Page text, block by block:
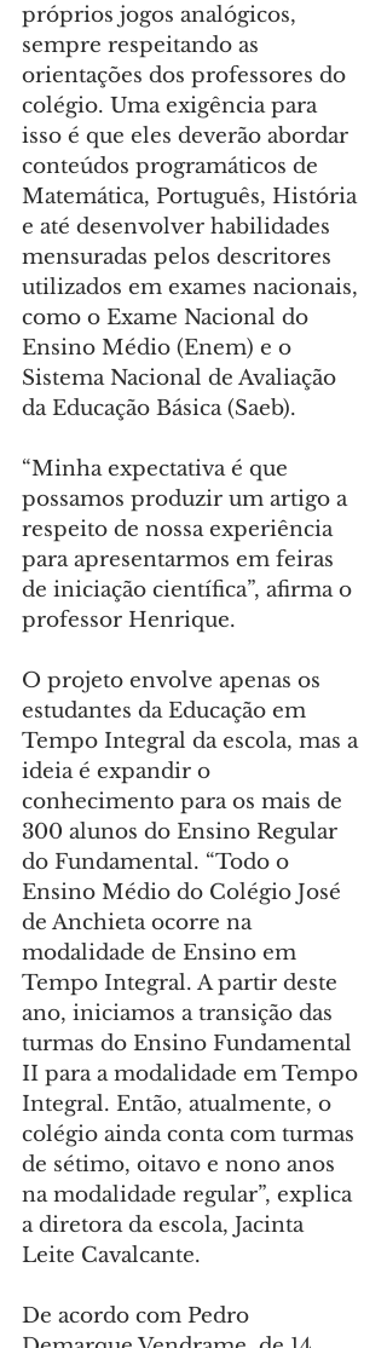
próprios jogos analógicos,
sempre respeitando as
orientações dos professores do
colégio. Uma exigência para
isso é que eles deverão abordar
conteúdos programáticos de
Matemática, Português, História
e até desenvolver habilidades
mensuradas pelos descritores
utilizados em exames nacionais,
como o Exame Nacional do
Ensino Médio (Enem) e o
Sistema Nacional de Avaliação
da Educação Básica (Saeb).
“Minha expectativa é que
possamos produzir um artigo a
respeito de nossa experiência
para apresentarmos em feiras
de iniciação científica”, afirma o
professor Henrique.
O projeto envolve apenas os
estudantes da Educação em
Tempo Integral da escola, mas a
ideia é expandir o
conhecimento para os mais de
300 alunos do Ensino Regular
do Fundamental. “Todo o
Ensino Médio do Colégio José
de Anchieta ocorre na
modalidade de Ensino em
Tempo Integral. A partir deste
ano, iniciamos a transição das
turmas do Ensino Fundamental
II para a modalidade em Tempo
Integral. Então, atualmente, o
colégio ainda conta com turmas
de sétimo, oitavo e nono anos
na modalidade regular”, explica
a diretora da escola, Jacinta
Leite Cavalcante.
De acordo com Pedro